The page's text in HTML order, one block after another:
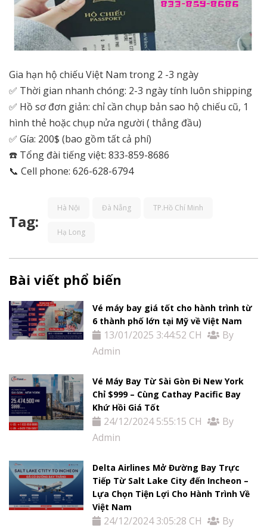
Gia hạn hộ chiếu Việt Nam trong 2 -3 ngày
✅ Thời gian nhanh chóng: 2-3 ngày tính luôn shipping
✅ Hồ sơ đơn giản: chỉ cần chụp bản sao hộ chiếu cũ, 1
hình thẻ hoặc chụp nửa người ( thẳng đầu)
✅ Gía: 200$ (bao gồm tất cả phí)
☎️ Tổng đài tiếng việt: 833-859-8686
📞 Cell phone: 626-628-6794
Tag:
Hà Nội Đà Nẵng TP.Hồ Chí Minh
Hạ Long
Bài viết phổ biến
Vé máy bay giá tốt cho hành trình từ
6 thành phố lớn tại Mỹ về Việt Nam
13/01/2025 3:44:52 CH
By
Admin
Vé Máy Bay Từ Sài Gòn Đi New York
Chỉ $999 – Cùng Cathay Pacific Bay
Khứ Hồi Giá Tốt
24/12/2024 5:55:15 CH
By
Admin
Delta Airlines Mở Đường Bay Trực
Tiếp Từ Salt Lake City đến Incheon –
Lựa Chọn Tiện Lợi Cho Hành Trình Về
Việt Nam
24/12/2024 3:05:28 CH
By